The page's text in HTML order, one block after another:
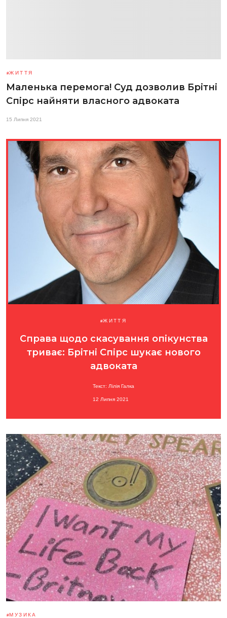
ЖИТТЯ
Маленька перемога! Суд дозволив Брітні
Спірс найняти власного адвоката
15 Липня 2021
ЖИТТЯ
Справа щодо скасування опікунства
триває: Брітні Спірс шукає нового
адвоката
Текст: Лілія Галка
12 Липня 2021
МУЗИКА